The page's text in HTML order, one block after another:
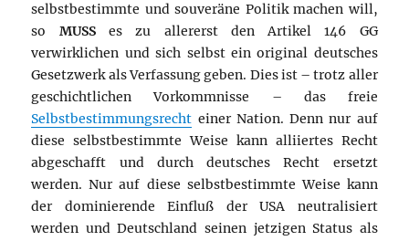
selbstbestimmte und souveräne Politik machen will,
so MUSSes zu allererst den Artikel 146 GG
verwirklichen und sich selbst ein original deutsches
Gesetzwerk als Verfassung geben. Dies ist – trotz aller
geschichtlichen Vorkommnisse – das freie
Selbstbestimmungsrecht einer Nation. Denn nur auf
diese selbstbestimmte Weise kann alliiertes Recht
abgeschafft und durch deutsches Recht ersetzt
werden. Nur auf diese selbstbestimmte Weise kann
der dominierende Einfluß der USA neutralisiert
werden und Deutschland seinen jetzigen Status als